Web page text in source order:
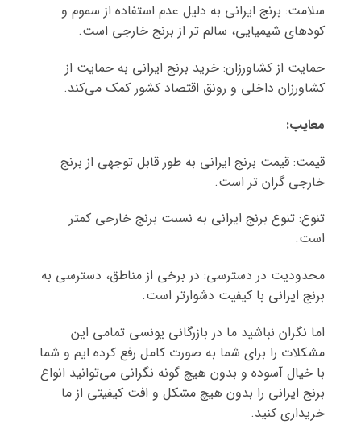
سلامت: برنج ایرانی به دلیل عدم استفاده از سموم و
کودهای شیمیایی، سالم تر از برنج خارجی است.
حمایت از کشاورزان: خرید برنج ایرانی به حمایت از
کشاورزان داخلی و رونق اقتصاد کشور کمک می‌کند.
معایب:
قیمت: قیمت برنج ایرانی به طور قابل توجهی از برنج
خارجی گران تر است.
تنوع: تنوع برنج ایرانی به نسبت برنج خارجی کمتر
است.
محدودیت در دسترسی: در برخی از مناطق، دسترسی به
برنج ایرانی با کیفیت دشوارتر است.
اما نگران نباشید ما در بازرگانی یونسی تمامی این
مشکلات را برای شما به صورت کامل رفع کرده ایم و شما
با خیال آسوده و بدون هیچ گونه نگرانی می‌توانید انواع
برنج ایرانی را بدون هیچ مشکل و افت کیفیتی از ما
خریداری کنید.